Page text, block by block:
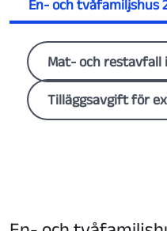
En- och tvåfamiljshus
Mat- och restavfall
hämtas en gång
Tilläggsavgift för
En gång varje